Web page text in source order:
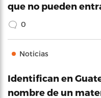
que no pueden
0
Noticias
Identifican en
nombre de un